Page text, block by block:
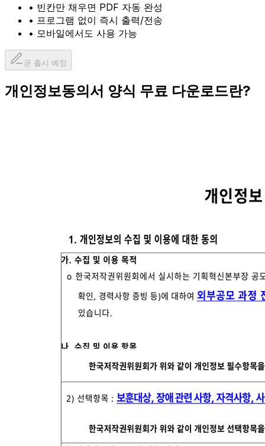
• 빈칸만 채우면 PDF 자동 완성
• 프로그램 없이 즉시 출력/전송
• 모바일에서도 사용 가능
곧 출시 예정
개인정보동의서 양식 무료 다운로드란?